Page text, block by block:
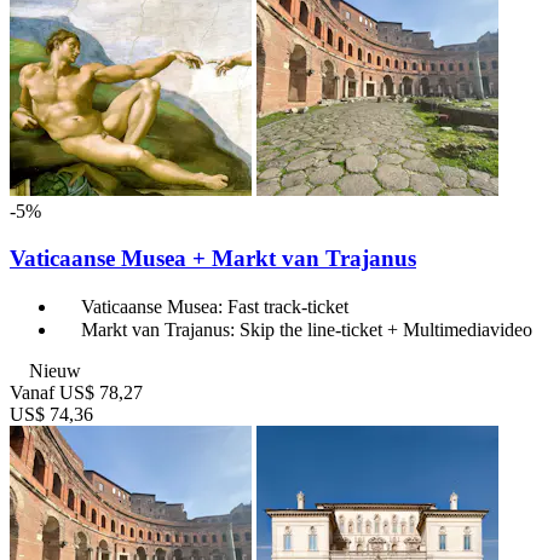
-5%
Vaticaanse Musea + Markt van Trajanus
Vaticaanse Musea: Fast track-ticket
Markt van Trajanus: Skip the line-ticket + Multimediavideo
Nieuw
Vanaf US$ 78,27
US$ 74,36